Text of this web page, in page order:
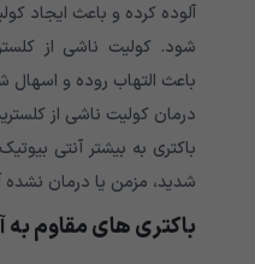
آلوده کرده و باعث ایجاد
شود. کولیت ناشی از
باعث التهاب روده و
درمان کولیت ناشی از
باکتری به بیشتر آنتی
شدید، مزمن یا درمان
باکتری های مقاوم به